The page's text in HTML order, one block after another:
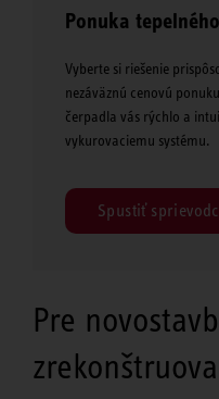
Ponuka
Vyberte si riešenie
nezáväznú cenovú
čerpadla vás rýchlo a
vykurovaciemu systému.
Spustiť
Pre